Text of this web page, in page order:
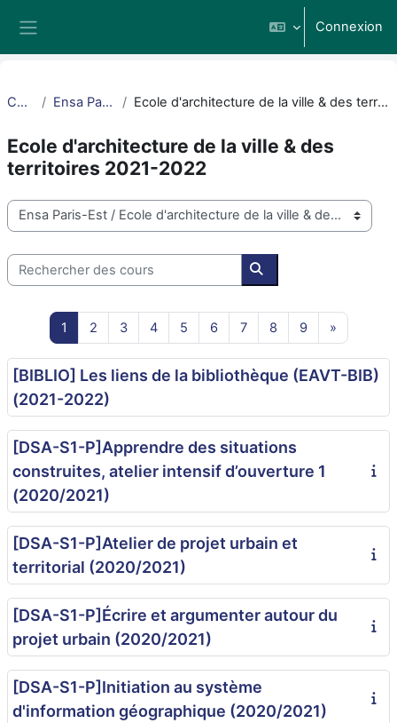
Connexion
Cours Ensa Paris-Est Ecole d'architecture de la ville & des territoires 2021-2022
Ecole d'architecture de la ville & des
territoires 2021-2022
Catégories de cours
Rechercher des cours
Rechercher des cours
1 Page 1
2Page 2
3Page 3
4Page 4
5Page 5
6Page 6
7Page 7
8Page 8
9Page 9
»Page
[BIBLIO] Les liens de la bibliothèque (EAVT-BIB)
(2021-2022)
[DSA-S1-P]Apprendre des situations
construites, atelier intensif d’ouverture 1
(2020/2021)
[DSA-S1-P]Atelier de projet urbain et
territorial (2020/2021)
[DSA-S1-P]Écrire et argumenter autour du
projet urbain (2020/2021)
[DSA-S1-P]Initiation au système
d'information géographique (2020/2021)